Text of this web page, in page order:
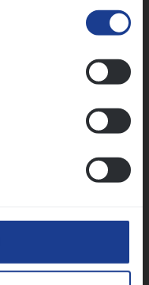
Volgende
én droge
én op het